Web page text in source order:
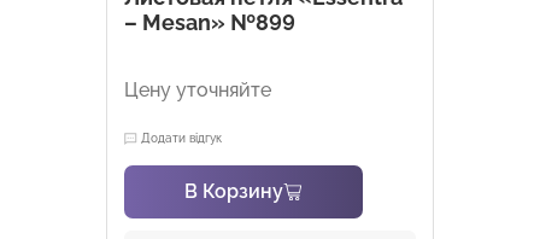
– Mesan» №899
Цену уточняйте
Додати відгук
В Корзину